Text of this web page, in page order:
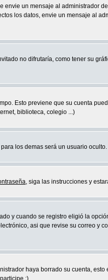
un mensaje al administrador
los datos, envie un mensaje al
no difrutaría, como tener su
Esto previene que su cuenta
biblioteca, colegio ...)
los demas será un usuario oculto.
, siga las instrucciones y
y cuando se registro eligió la
asi que revise su correo y
haya borrado su cuenta, esto
:)